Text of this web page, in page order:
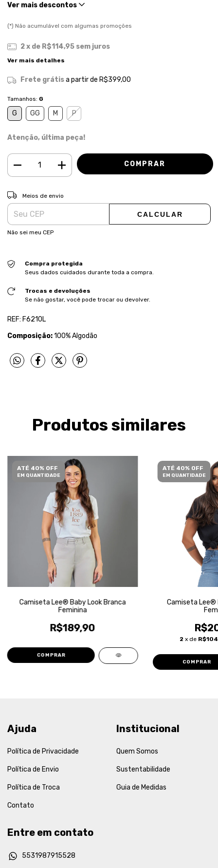
Ver mais descontos
(*) Não acumulável com algumas promoções
2x de R$114,95 sem juros
Ver mais detalhes
Frete grátisa partir de R$399,00
Tamanhos: G
G GG M P
Atenção, última peça!
Entregas para o CEP:
Meios de envio
CALCULAR
Não sei meu CEP
Compra protegida
Seus dados cuidados durante toda a compra.
Trocas e devoluções
Se não gostar, você pode trocar ou devolver.
REF: F6210L
Composição:100% Algodão
Produtos similares
ATÉ 40% OFF
EM QUANTIDADE
Camiseta Lee® Baby Look Branca
Feminina
R$189,90
COMPRAR
ATÉ 40% OFF
EM QUANTIDADE
Camiseta Lee®
2 x de
COMPRAR
Ajuda
Política de Privacidade
Política de Envio
Política de Troca
Contato
Institucional
Quem Somos
Sustentabilidade
Guia de Medidas
Entre em contato
5531987915528